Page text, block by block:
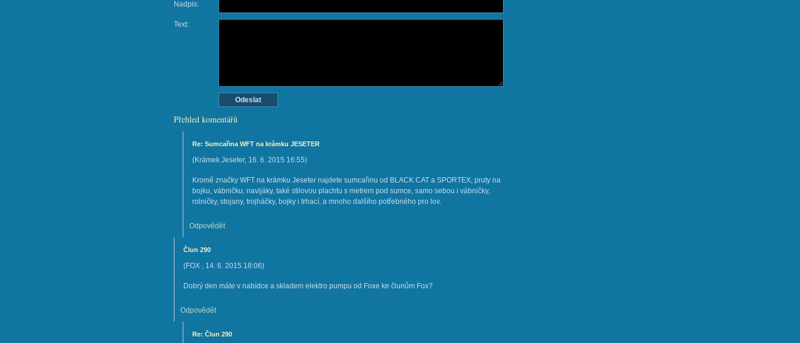
Nadpis:
Text:
Přehled komentářů
Re: Sumcařina WFT na krámku JESETER
(Krámek Jeseter, 16. 6. 2015 16:55)
Kromě značky WFT na krámku Jeseter najdete sumcařinu od BLACK CAT a SPORTEX, pruty na
bojku, vábničku, navijáky, také stilovou plachtu s metrem pod sumce, samo sebou i vábničky,
rolničky, stojany, trojháčky, bojky i trhací, a mnoho dalšího potřebného pro lov.
Odpovědět
Člun 290
(FOX , 14. 6. 2015 18:06)
Dobrý den máte v nabídce a skladem elektro pumpu od Foxe ke člunům Fox?
Odpovědět
Re: Člun 290